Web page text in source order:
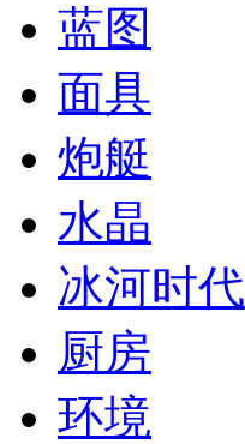
蓝图
面具
炮艇
水晶
冰河时代
厨房
环境